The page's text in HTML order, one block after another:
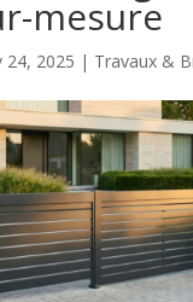
mesure
24, 2025 | Travaux &